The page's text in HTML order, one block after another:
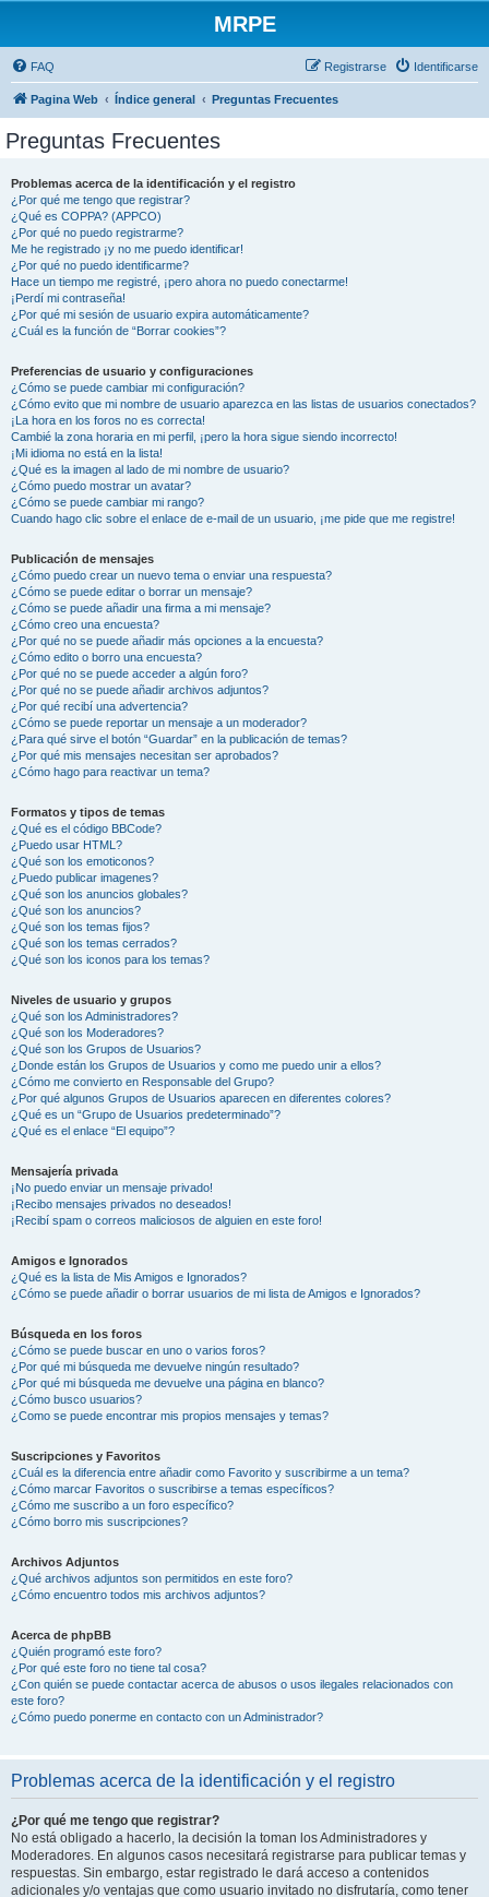
MRPE
FAQ Identificarse
Registrarse
Pagina Web Índice general Preguntas Frecuentes
Preguntas Frecuentes
Problemas acerca de la identificación y el registro
¿Por qué me tengo que registrar?
¿Qué es COPPA? (APPCO)
¿Por qué no puedo registrarme?
Me he registrado ¡y no me puedo identificar!
¿Por qué no puedo identificarme?
Hace un tiempo me registré, ¡pero ahora no puedo conectarme!
¡Perdí mi contraseña!
¿Por qué mi sesión de usuario expira automáticamente?
¿Cuál es la función de “Borrar cookies”?
Preferencias de usuario y configuraciones
¿Cómo se puede cambiar mi configuración?
¿Cómo evito que mi nombre de usuario aparezca en las listas de usuarios conectados?
¡La hora en los foros no es correcta!
Cambié la zona horaria en mi perfil, ¡pero la hora sigue siendo incorrecto!
¡Mi idioma no está en la lista!
¿Qué es la imagen al lado de mi nombre de usuario?
¿Cómo puedo mostrar un avatar?
¿Cómo se puede cambiar mi rango?
Cuando hago clic sobre el enlace de e-mail de un usuario, ¡me pide que me registre!
Publicación de mensajes
¿Cómo puedo crear un nuevo tema o enviar una respuesta?
¿Cómo se puede editar o borrar un mensaje?
¿Cómo se puede añadir una firma a mi mensaje?
¿Cómo creo una encuesta?
¿Por qué no se puede añadir más opciones a la encuesta?
¿Cómo edito o borro una encuesta?
¿Por qué no se puede acceder a algún foro?
¿Por qué no se puede añadir archivos adjuntos?
¿Por qué recibí una advertencia?
¿Cómo se puede reportar un mensaje a un moderador?
¿Para qué sirve el botón “Guardar” en la publicación de temas?
¿Por qué mis mensajes necesitan ser aprobados?
¿Cómo hago para reactivar un tema?
Formatos y tipos de temas
¿Qué es el código BBCode?
¿Puedo usar HTML?
¿Qué son los emoticonos?
¿Puedo publicar imagenes?
¿Qué son los anuncios globales?
¿Qué son los anuncios?
¿Qué son los temas fijos?
¿Qué son los temas cerrados?
¿Qué son los iconos para los temas?
Niveles de usuario y grupos
¿Qué son los Administradores?
¿Qué son los Moderadores?
¿Qué son los Grupos de Usuarios?
¿Donde están los Grupos de Usuarios y como me puedo unir a ellos?
¿Cómo me convierto en Responsable del Grupo?
¿Por qué algunos Grupos de Usuarios aparecen en diferentes colores?
¿Qué es un “Grupo de Usuarios predeterminado”?
¿Qué es el enlace “El equipo”?
Mensajería privada
¡No puedo enviar un mensaje privado!
¡Recibo mensajes privados no deseados!
¡Recibí spam o correos maliciosos de alguien en este foro!
Amigos e Ignorados
¿Qué es la lista de Mis Amigos e Ignorados?
¿Cómo se puede añadir o borrar usuarios de mi lista de Amigos e Ignorados?
Búsqueda en los foros
¿Cómo se puede buscar en uno o varios foros?
¿Por qué mi búsqueda me devuelve ningún resultado?
¿Por qué mi búsqueda me devuelve una página en blanco?
¿Cómo busco usuarios?
¿Como se puede encontrar mis propios mensajes y temas?
Suscripciones y Favoritos
¿Cuál es la diferencia entre añadir como Favorito y suscribirme a un tema?
¿Cómo marcar Favoritos o suscribirse a temas específicos?
¿Cómo me suscribo a un foro específico?
¿Cómo borro mis suscripciones?
Archivos Adjuntos
¿Qué archivos adjuntos son permitidos en este foro?
¿Cómo encuentro todos mis archivos adjuntos?
Acerca de phpBB
¿Quién programó este foro?
¿Por qué este foro no tiene tal cosa?
¿Con quién se puede contactar acerca de abusos o usos ilegales relacionados con
este foro?
¿Cómo puedo ponerme en contacto con un Administrador?
Problemas acerca de la identificación y el registro
¿Por qué me tengo que registrar?
No está obligado a hacerlo, la decisión la toman los Administradores y
Moderadores. En algunos casos necesitará registrarse para publicar temas y
respuestas. Sin embargo, estar registrado le dará acceso a contenidos
adicionales y/o ventajas que como usuario invitado no disfrutaría, como tener